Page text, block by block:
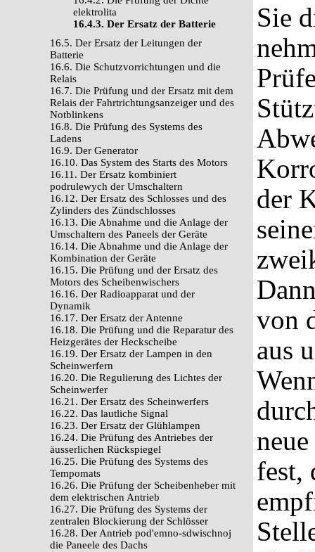
elektrolita
16.4.3. Der Ersatz der Batterie
16.5. Der Ersatz der Leitungen der
Batterie
16.6. Die Schutzvorrichtungen und die
Relais
16.7. Die Prüfung und der Ersatz mit dem
Relais der Fahrtrichtungsanzeiger und des
Notblinkens
16.8. Die Prüfung des Systems des
Ladens
16.9. Der Generator
16.10. Das System des Starts des Motors
16.11. Der Ersatz kombiniert
podrulewych der Umschaltern
16.12. Der Ersatz des Schlosses und des
Zylinders des Zündschlosses
16.13. Die Abnahme und die Anlage der
Umschaltern des Paneels der Geräte
16.14. Die Abnahme und die Anlage der
Kombination der Geräte
16.15. Die Prüfung und der Ersatz des
Motors des Scheibenwischers
16.16. Der Radioapparat und der
Dynamik
16.17. Der Ersatz der Antenne
16.18. Die Prüfung und die Reparatur des
Heizgerätes der Heckscheibe
16.19. Der Ersatz der Lampen in den
Scheinwerfern
16.20. Die Regulierung des Lichtes der
Scheinwerfer
16.21. Der Ersatz des Scheinwerfers
16.22. Das lautliche Signal
16.23. Der Ersatz der Glühlampen
16.24. Die Prüfung des Antriebes der
äusserlichen Rückspiegel
16.25. Die Prüfung des Systems des
Tempomats
16.26. Die Prüfung der Scheibenheber mit
dem elektrischen Antrieb
16.27. Die Prüfung des Systems der
zentralen Blockierung der Schlösser
16.28. Der Antrieb pod'emno-sdwischnoj
die Paneele des Dachs
Sie
der
von
aus
fest,